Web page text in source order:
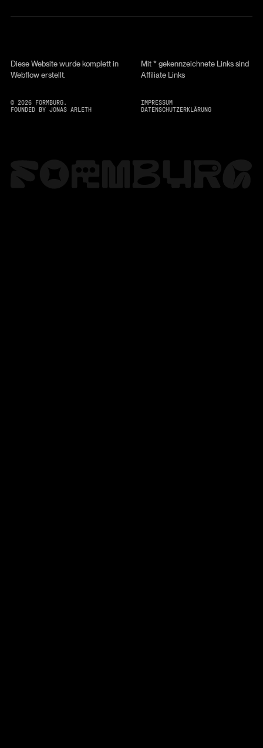
Diese Website wurde komplett in
Webflow erstellt.
Mit * gekennzeichnete Links sind
Affiliate Links
© 2026FORMBURG.
FOUNDED BY JONAS ARLETH
IMPRESSUM
DATENSCHUTZERKLÄRUNG